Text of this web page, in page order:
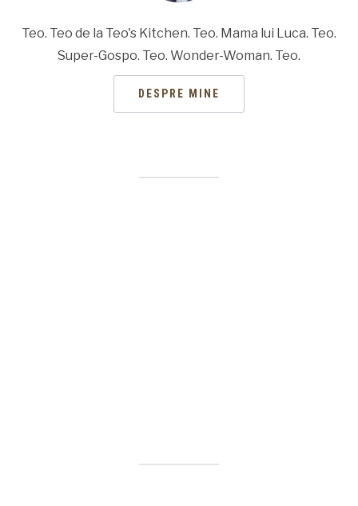
Teo. Teo de la Teo's Kitchen. Teo. Mama lui Luca. Teo.
Super-Gospo. Teo. Wonder-Woman. Teo.
DESPRE MINE